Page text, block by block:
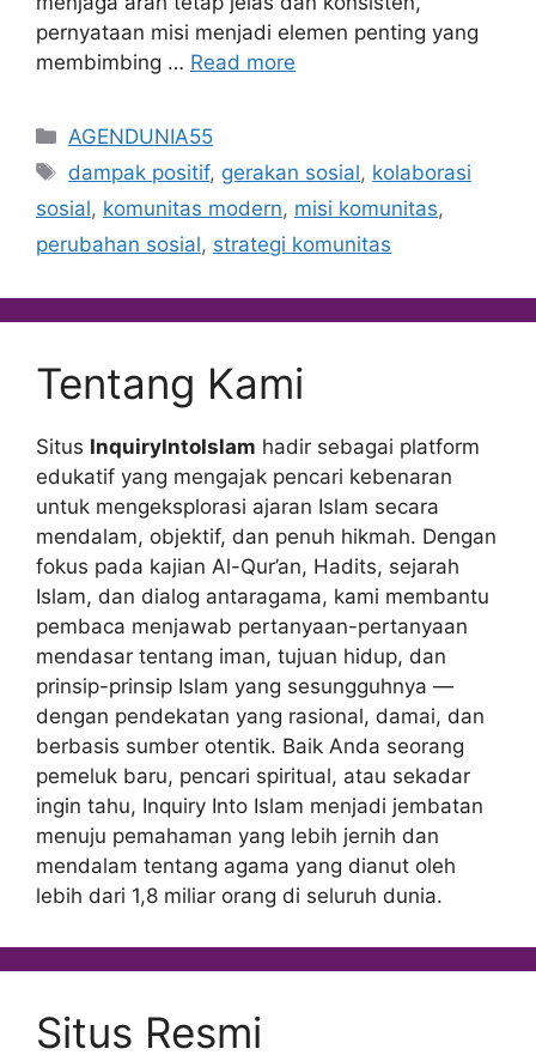
pernyataan misi menjadi elemen penting yang
membimbing … Read more
Categories
AGENDUNIA55
Tags
dampak positif, gerakan sosial, kolaborasi
sosial, komunitas modern, misi komunitas,
perubahan sosial, strategi komunitas
Tentang Kami
Situs InquiryIntoIslam hadir sebagai platform
edukatif yang mengajak pencari kebenaran
untuk mengeksplorasi ajaran Islam secara
mendalam, objektif, dan penuh hikmah. Dengan
fokus pada kajian Al-Qur’an, Hadits, sejarah
Islam, dan dialog antaragama, kami membantu
pembaca menjawab pertanyaan-pertanyaan
mendasar tentang iman, tujuan hidup, dan
prinsip-prinsip Islam yang sesungguhnya —
dengan pendekatan yang rasional, damai, dan
berbasis sumber otentik. Baik Anda seorang
pemeluk baru, pencari spiritual, atau sekadar
ingin tahu, Inquiry Into Islam menjadi jembatan
menuju pemahaman yang lebih jernih dan
mendalam tentang agama yang dianut oleh
lebih dari 1,8 miliar orang di seluruh dunia.
Situs Resmi